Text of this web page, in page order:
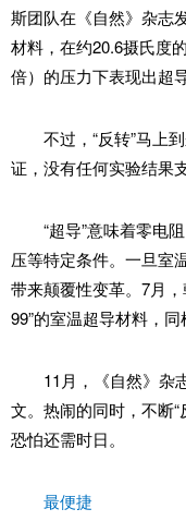
斯团队在《自然》杂志
材料，在约20.6摄氏度
倍）的压力下表现出超
不过，“反转”马上
证，没有任何实验结果
“超导”意味着零电
压等特定条件。一旦室
带来颠覆性变革。7月
99”的室温超导材料，同
11月，《自然》杂
文。热闹的同时，不断
恐怕还需时日。
最便捷